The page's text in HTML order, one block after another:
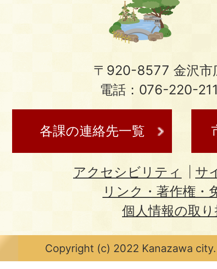
〒920-8577 金沢市
電話：076-220-
各課の連絡先一覧
アクセシビリティ
サ
リンク・著作権・
個人情報の取
Copyright (c) 2022 Kanazawa